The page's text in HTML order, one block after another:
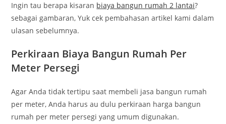
Ingin tau berapa kisaran biaya bangun rumah 2 lantai?
sebagai gambaran, Yuk cek pembahasan artikel kami dalam
ulasan sebelumnya.
Perkiraan Biaya Bangun Rumah Per
Meter Persegi
Agar Anda tidak tertipu saat membeli jasa bangun rumah
per meter, Anda harus au dulu perkiraan harga bangun
rumah per meter persegi yang umum digunakan.